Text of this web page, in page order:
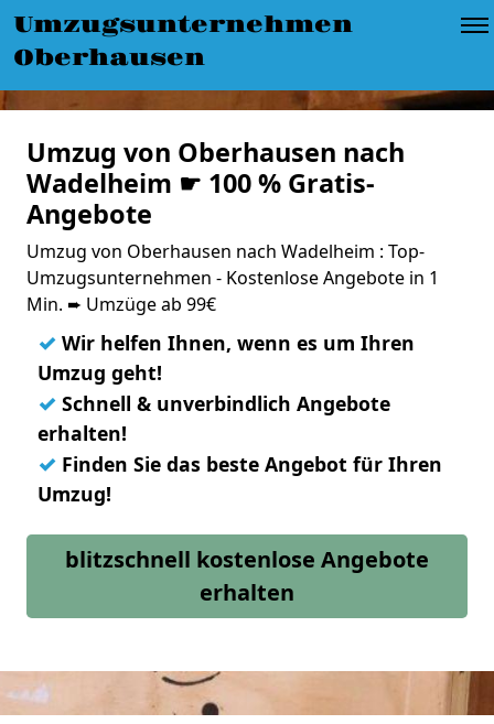
Umzugsunternehmen
Oberhausen
Umzug von Oberhausen nach
Wadelheim ☛ 100 % Gratis-
Angebote
Umzug von Oberhausen nach Wadelheim : Top-
Umzugsunternehmen - Kostenlose Angebote in 1
Min. ➨ Umzüge ab 99€
✓ Wir helfen Ihnen, wenn es um Ihren
Umzug geht!
✓ Schnell & unverbindlich Angebote
erhalten!
✓ Finden Sie das beste Angebot für Ihren
Umzug!
blitzschnell kostenlose Angebote
erhalten